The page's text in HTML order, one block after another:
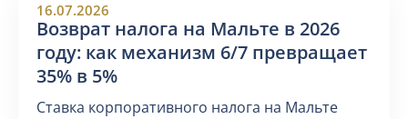
16.07.2026
Возврат налога на Мальте в 2026
году: как механизм 6/7 превращает
35% в 5%
Ставка корпоративного налога на Мальте